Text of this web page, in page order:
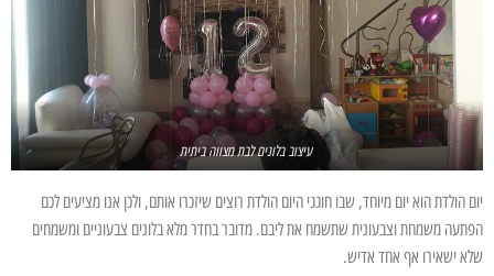
עיצוב בלונים לבת מצווה ביתית
יום הולדת הוא יום מיוחד, שבו חוגגי היום הולדת רוצים שיזכרו אותם, ולכן אנו מציעים לכם
הפתעה משמחת וצבעונית שתשמח את ליבם. מדובר בחדר מלא בלונים צבעוניים ומשמחים
שלא ישאירו אף אחד אדיש.